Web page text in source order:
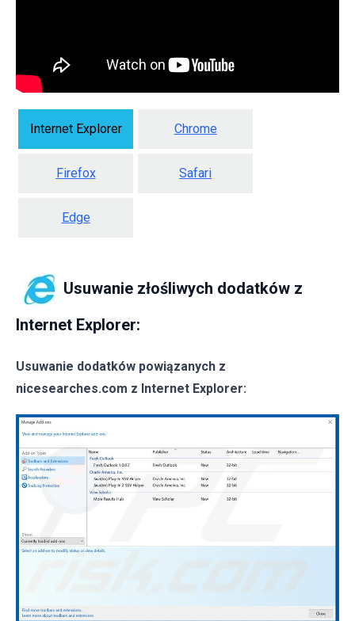
Internet Explorer Chrome
Firefox Safari
Edge
Usuwanie złośliwych dodatków z
Internet Explorer:
Usuwanie dodatków powiązanych z
nicesearches.com z Internet Explorer: